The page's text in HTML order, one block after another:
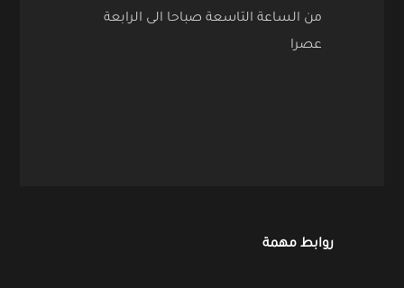
من الساعة التاسعة صباحا الى الرابعة
عصرا
روابط مهمة